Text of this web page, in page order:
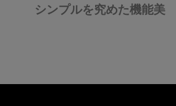
シンプルを究めた機能美